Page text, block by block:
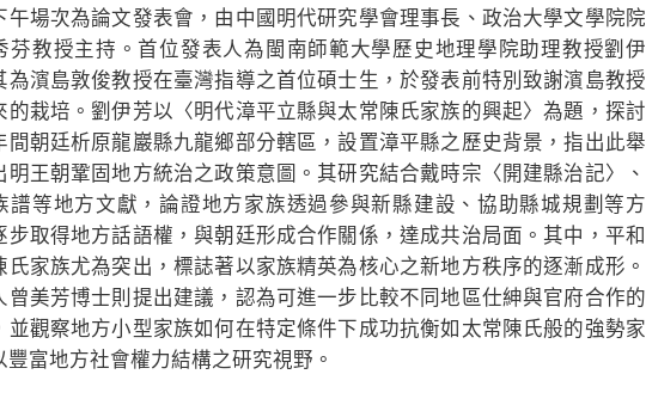
次為論文發表會，由中國明代研究學會理事長、政治大學文學院院
芬教授主持。首位發表人為閩南師範大學歷史地理學院助理教授劉伊
為濱島敦俊教授在臺灣指導之首位碩士生，於發表前特別致謝濱島教授
的栽培。劉伊芳以〈明代漳平立縣與太常陳氏家族的興起〉為題，探討
間朝廷析原龍巖縣九龍鄉部分轄區，設置漳平縣之歷史背景，指出此舉
明王朝鞏固地方統治之政策意圖。其研究結合戴時宗〈開建縣治記〉、
譜等地方文獻，論證地方家族透過參與新縣建設、協助縣城規劃等方
步取得地方話語權，與朝廷形成合作關係，達成共治局面。其中，平和
氏家族尤為突出，標誌著以家族精英為核心之新地方秩序的逐漸成形。
曾美芳博士則提出建議，認為可進一步比較不同地區仕紳與官府合作的
並觀察地方小型家族如何在特定條件下成功抗衡如太常陳氏般的強勢家
豐富地方社會權力結構之研究視野。